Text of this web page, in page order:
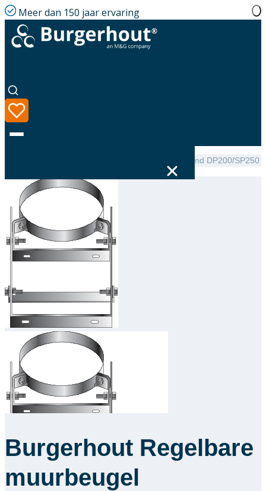
Meer dan 150 jaar ervaring
Taal
Assortiment
Oplossingen
Downloads
Academy
Over ons
Contact
Burgerhout Adjustable wallband DP200/SP250
Burgerhout Regelbare
muurbeugel